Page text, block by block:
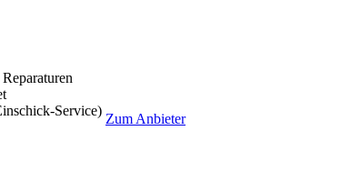
Service)
Zum Anbieter